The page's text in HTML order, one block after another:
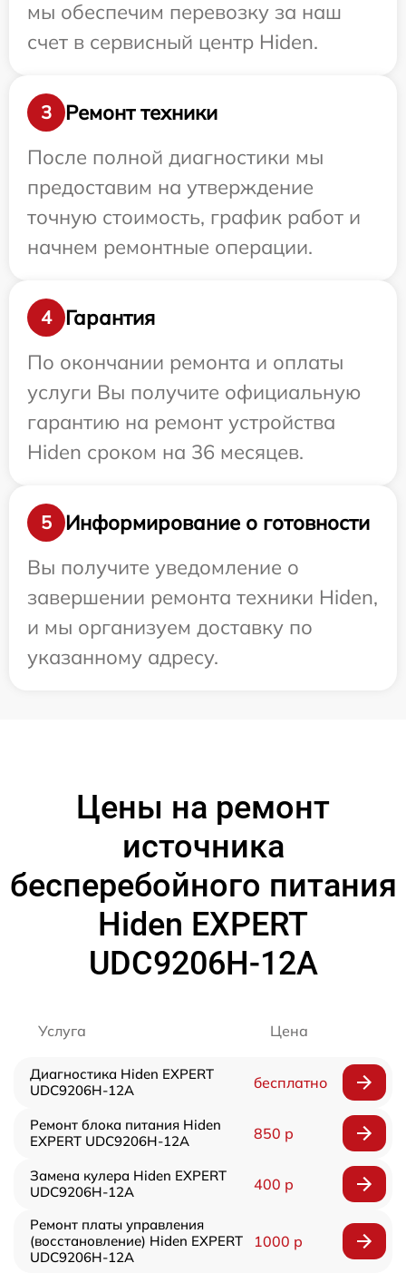
мы обеспечим перевозку за наш
счет в сервисный центр Hiden.
3
Ремонт техники
После полной диагностики мы
предоставим на утверждение
точную стоимость, график работ и
начнем ремонтные операции.
4
Гарантия
По окончании ремонта и оплаты
услуги Вы получите официальную
гарантию на ремонт устройства
Hiden сроком на 36 месяцев.
5
Информирование о готовности
Вы получите уведомление о
завершении ремонта техники Hiden,
и мы организуем доставку по
указанному адресу.
Цены на ремонт
источника
бесперебойного питания
Hiden EXPERT
UDC9206H-12A
Услуга Цена
Диагностика Hiden EXPERT
UDC9206H-12A
бесплатно
Ремонт блока питания Hiden
EXPERT UDC9206H-12A
850 р
Замена кулера Hiden EXPERT
UDC9206H-12A
400 р
Ремонт платы управления
(восстановление) Hiden EXPERT
UDC9206H-12A
1000 р